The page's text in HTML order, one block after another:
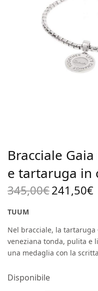
Bracciale
e tartaruga in
345,00€ Il prezzo
345,00€.
241,50€
TUUM
Nel bracciale, la tartaruga
veneziana tonda, pulita e
una medaglia con la
Disponibile